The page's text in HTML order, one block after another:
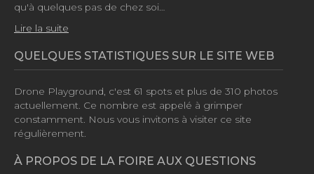
qu'à quelques pas de chez soi…
Lire la suite
QUELQUES STATISTIQUES SUR LE SITE WEB
Drone Playground, c'est 61 spots et plus de 310 photos
actuellement. Ce nombre est appelé à grimper
constamment. Nous vous invitons à visiter ce site
régulièrement.
À PROPOS DE LA FOIRE AUX QUESTIONS